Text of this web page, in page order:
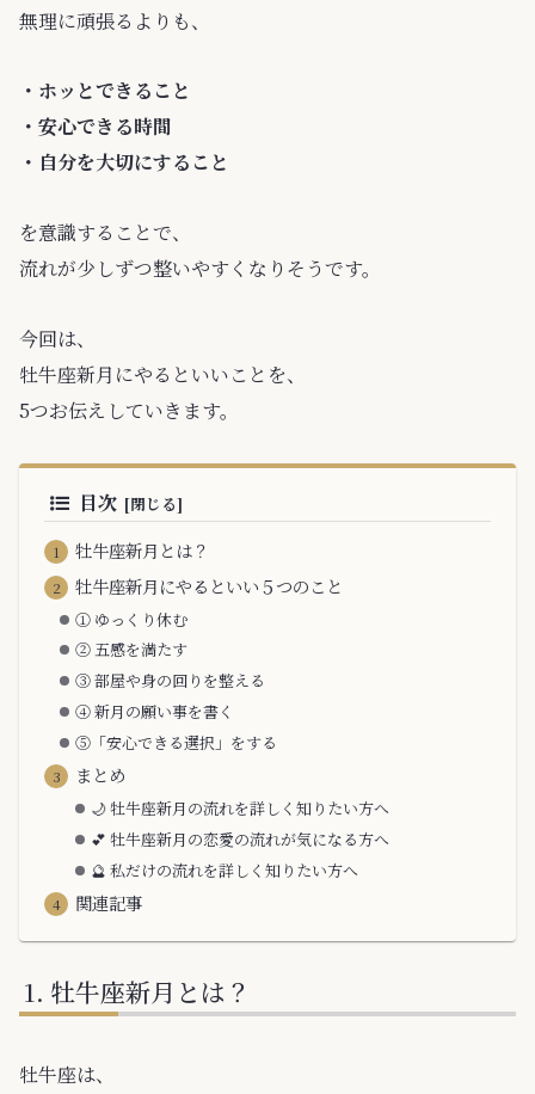
無理に頑張るよりも、
・ホッとできること
・安心できる時間
・自分を大切にすること
を意識することで、
流れが少しずつ整いやすくなりそうです。
今回は、
牡牛座新月にやるといいことを、
5つお伝えしていきます。
目次
牡牛座新月とは？
牡牛座新月にやるといい５つのこと
① ゆっくり休む
② 五感を満たす
③ 部屋や身の回りを整える
④ 新月の願い事を書く
⑤「安心できる選択」をする
まとめ
🌙 牡牛座新月の流れを詳しく知りたい方へ
💕 牡牛座新月の恋愛の流れが気になる方へ
🔮 私だけの流れを詳しく知りたい方へ
関連記事
牡牛座新月とは？
牡牛座は、